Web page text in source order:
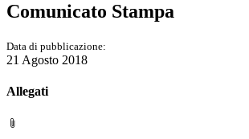
Comunicato Stampa
Data di pubblicazione:
21 Agosto 2018
Allegati